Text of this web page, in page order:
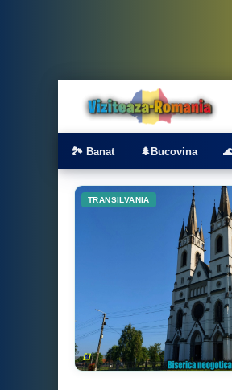
Viziteaza Romania |
🏞️ Banat 🌲Bucovina
TRANSILVANIA